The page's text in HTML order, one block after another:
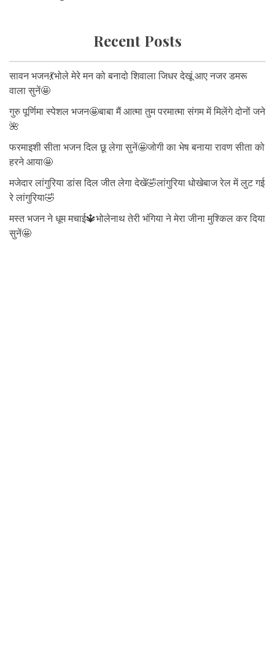
Recent Posts
सावन भजन💃भोले मेरे मन को बनादो शिवाला जिधर देखूं आए नजर डमरू
वाला सुनें🤩
गुरु पूर्णिमा स्पेशल भजन🤩बाबा मैं आत्मा तुम परमात्मा संगम में मिलेंगे दोनों जने
🌺
फरमाइशी सीता भजन दिल छू लेगा सुनें🤩जोगी का भेष बनाया रावण सीता को
हरने आया🤩
मजेदार लांगुरिया डांस दिल जीत लेगा देखें🤣लांगुरिया धोखेबाज रेल में लुट गई
रे लांगुरिया🤣
मस्त भजन ने धूम मचाई🔱भोलेनाथ तेरी भंगिया ने मेरा जीना मुश्किल कर दिया
सुनें🤩